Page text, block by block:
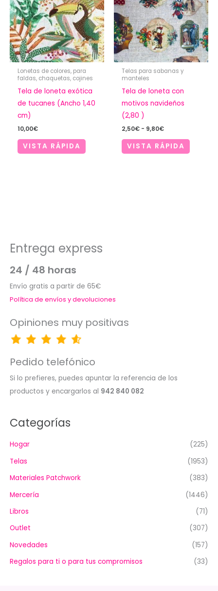
Lonetas de colores, para
faldas, chaquetas, cojines
Tela de loneta exótica
de tucanes (Ancho 1,40
cm)
10,00€
VISTA RÁPIDA
Telas para sabanas y
manteles
Tela de loneta con
motivos navideños
(2,80 )
2,50€ - 9,80€Rango
precios:
VISTA RÁPIDA
Entrega express
24 / 48 horas
Envío gratis a partir de 65€
Política de envíos y devoluciones
Opiniones muy positivas
Pedido telefónico
Si lo prefieres, puedes apuntar la referencia de los
productos y encargarlos al 942 840 082
Categorías
Hogar
(225)
Telas
(1953)
Materiales Patchwork
(383)
Mercería
(1446)
Libros
(71)
Outlet
(307)
Novedades
(157)
Regalos para ti o para tus compromisos
(33)